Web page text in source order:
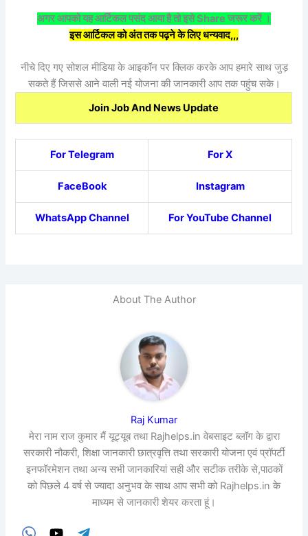
अगर आपको यह आर्टिकल पसंद आया है तो इसे Share जरूर करें ।
इस आर्टिकल को अंत तक पढ़ने के लिए धन्यवाद,,,
नीचे दिए गए सोशल मीडिया के आइकॉन पर क्लिक करके आप हमारे साथ जुड़
सकते हैं जिससे आने वाली नई योजना की जानकारी आप तक पहुंच सके।
Join Job And News Update
For Telegram For X
FaceBook Instagram
WhatsApp Channel For YouTube Channel
About The Author
Raj Kumar
मेरा नाम राज कुमार मैं यूट्यूब तथा Rajhelps.in वेबसाइट ब्लॉग के द्वारा
सरकारी नौकरी, शिक्षा जानकारी छात्रवृत्ति तथा सरकारी योजना एवं प्रॉपर्टी
इनफॉरमेशन तथा अन्य सभी जानकारियां सही और सटीक तरीके से,पाठकों
को पिछले 4 वर्ष से ज्यादा अनुभव के साथ आप सभी को Rajhelps.in के
माध्यम से जानकारी शेयर करता हूं।